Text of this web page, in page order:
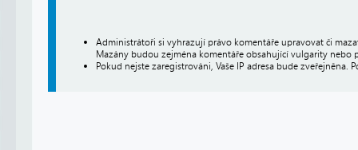
Administrátoři si vyhrazují právo komentáře upravovat či
Mazány budou zejména komentáře obsahující vulgarity nebo
Pokud nejste zaregistrováni, Vaše IP adresa bude